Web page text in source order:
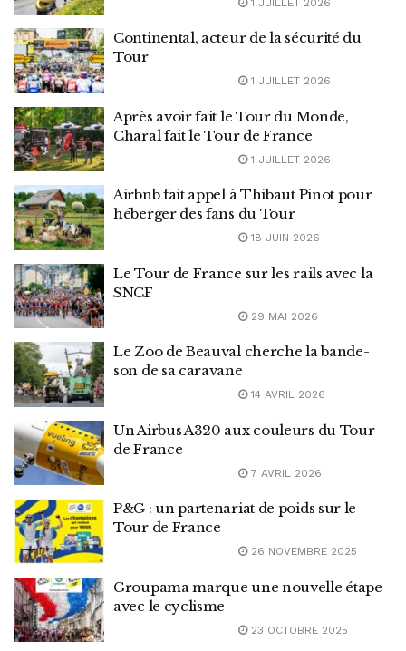
Continental, acteur de la sécurité du
Tour
1 JUILLET 2026
Après avoir fait le Tour du Monde,
Charal fait le Tour de France
1 JUILLET 2026
Airbnb fait appel à Thibaut Pinot pour
héberger des fans du Tour
18 JUIN 2026
Le Tour de France sur les rails avec la
SNCF
29 MAI 2026
Le Zoo de Beauval cherche la bande-
son de sa caravane
14 AVRIL 2026
Un Airbus A320 aux couleurs du Tour
de France
7 AVRIL 2026
P&G : un partenariat de poids sur le
Tour de France
26 NOVEMBRE 2025
Groupama marque une nouvelle étape
avec le cyclisme
23 OCTOBRE 2025